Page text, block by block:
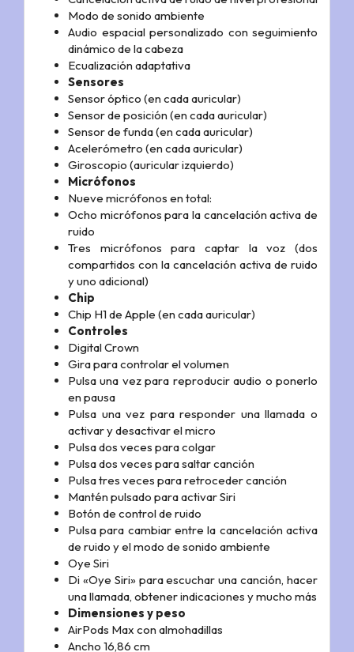
Modo de sonido ambiente
Audio espacial personalizado con seguimiento
dinámico de la cabeza
Ecualización adaptativa
Sensores
Sensor óptico (en cada auricular)
Sensor de posición (en cada auricular)
Sensor de funda (en cada auricular)
Acelerómetro (en cada auricular)
Giroscopio (auricular izquierdo)
Micrófonos
Nueve micrófonos en total:
Ocho micrófonos para la cancelación activa de
ruido
Tres micrófonos para captar la voz (dos
compartidos con la cancelación activa de ruido
y uno adicional)
Chip
Chip H1 de Apple (en cada auricular)
Controles
Digital Crown
Gira para controlar el volumen
Pulsa una vez para reproducir audio o ponerlo
en pausa
Pulsa una vez para responder una llamada o
activar y desactivar el micro
Pulsa dos veces para colgar
Pulsa dos veces para saltar canción
Pulsa tres veces para retroceder canción
Mantén pulsado para activar Siri
Botón de control de ruido
Pulsa para cambiar entre la cancelación activa
de ruido y el modo de sonido ambiente
Oye Siri
Di «Oye Siri» para escuchar una canción, hacer
una llamada, obtener indicaciones y mucho más
Dimensiones y peso
AirPods Max con almohadillas
Ancho 16,86 cm